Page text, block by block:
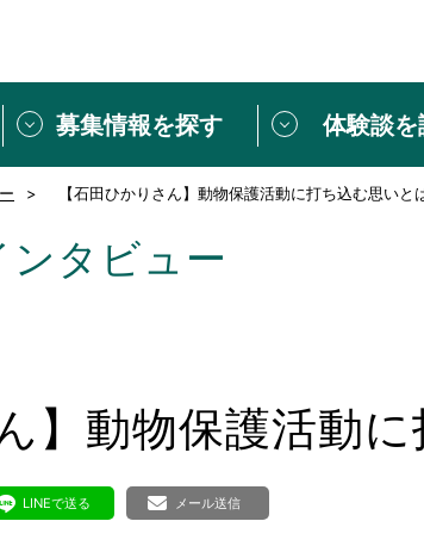
たい方は 「個人ユーザー登録」
ットワークとは
こと ボラ
募集情報を探す 体験談を
ボラ
【石田ひかりさん】動物保護活動に打ち込む思いと
タビュー
】動物保護活動
LINEで送る メール送信